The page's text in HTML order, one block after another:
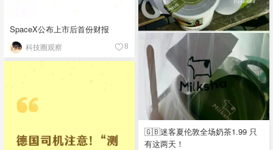
SpaceX公布上市后首份财报
科技圈观察 8
🇬🇧迷客夏伦敦全场奶茶1.99 只
有这两天！